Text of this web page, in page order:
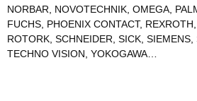
NORBAR, NOVOTECHNIK, OMEGA,
FUCHS, PHOENIX CONTACT, REXROTH,
ROTORK, SCHNEIDER, SICK, SIEMENS,
TECHNO VISION, YOKOGAWA…